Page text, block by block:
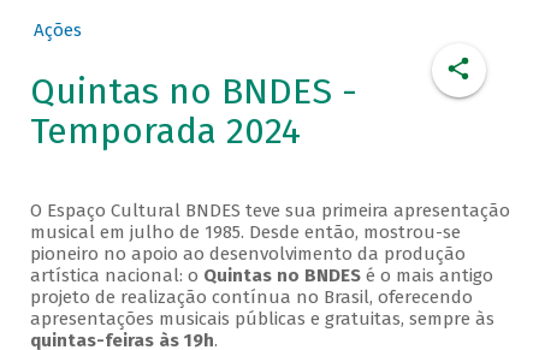
Ações
Quintas no BNDES -
Temporada 2024
O Espaço Cultural BNDES teve sua primeira apresentação
musical em julho de 1985. Desde então, mostrou-se
pioneiro no apoio ao desenvolvimento da produção
artística nacional: o Quintas no BNDESé o mais antigo
projeto de realização contínua no Brasil, oferecendo
apresentações musicais públicas e gratuitas, sempre às
quintas-feiras às 19h.